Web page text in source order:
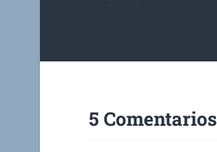
5 Comentarios